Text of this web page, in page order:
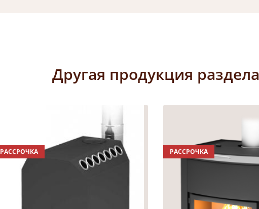
Другая продукция раздела
РАССРОЧКА РАССРОЧКА